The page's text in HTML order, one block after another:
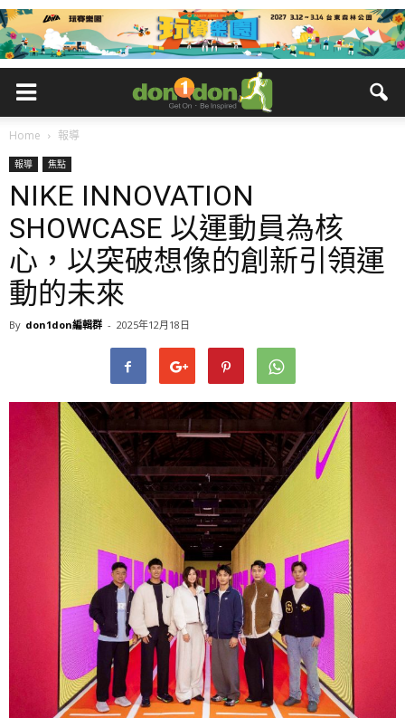
Home 報導
報導 焦點
NIKE INNOVATION
SHOWCASE 以運動員為核
心，以突破想像的創新引領運
動的未來
By don1don編輯群 - 2025年12月18日